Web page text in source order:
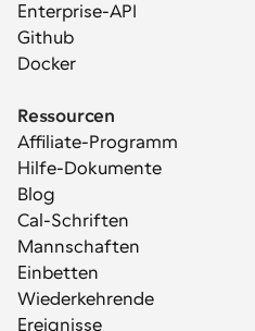
Enterprise-API
Github
Docker
Ressourcen
Affiliate-Programm
Hilfe-Dokumente
Blog
Cal-Schriften
Mannschaften
Einbetten
Wiederkehrende
Ereignisse